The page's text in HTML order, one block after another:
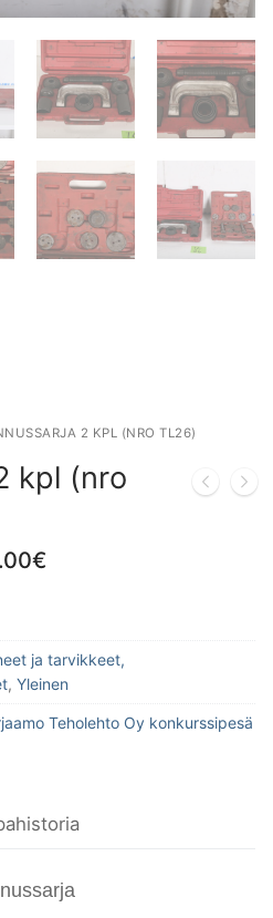
2 KPL (NRO TL26)
kpl (nro
€
ja tarvikkeet,
, Yleinen
Teholehto Oy konkurssipesä